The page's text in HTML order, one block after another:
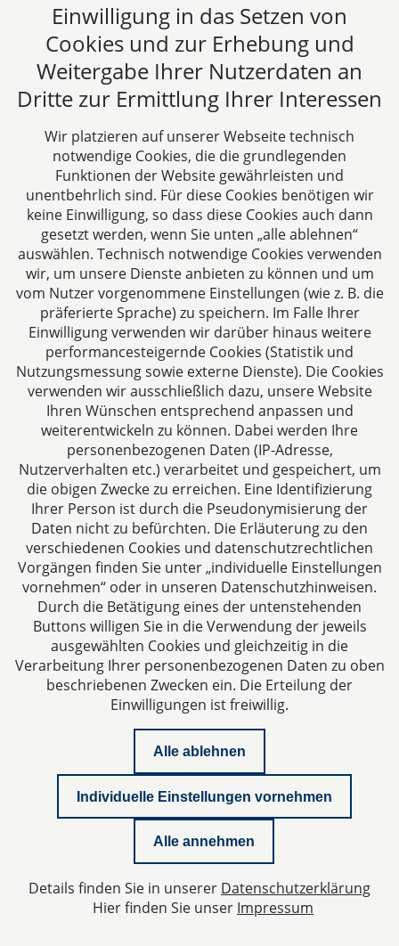
Fax: +49 241 94621-111
E-Mail:
kanzlei@dhk-law.com
Über uns
DH&K ist Ihre erfahrene Wirtschaftskanzlei aus
Aachen. Wir denken unternehmerisch und
verstehen uns als Full-Service-Dienstleister. Rechts-
und Steuerberatung auf höchstem Niveau in einer
persönlichen Beratungs- und Arbeitsatmosphäre
sind die Zielsetzungen unserer täglichen Arbeit.
Folgen Sie uns auf
Das europäische Kanzlei-Netzwerk
Impressum
Datenschutzerklärung
Newsletter
Datenschutzeinstellungen
Einwilligung in das Setzen von
Cookies und zur Erhebung und
Weitergabe Ihrer Nutzerdaten an
Dritte zur Ermittlung Ihrer Interessen
Wir platzieren auf unserer Webseite technisch
notwendige Cookies, die die grundlegenden
Funktionen der Website gewährleisten und
unentbehrlich sind. Für diese Cookies benötigen wir
keine Einwilligung, so dass diese Cookies auch dann
gesetzt werden, wenn Sie unten „alle ablehnen“
auswählen. Technisch notwendige Cookies verwenden
wir, um unsere Dienste anbieten zu können und um
vom Nutzer vorgenommene Einstellungen (wie z. B. die
präferierte Sprache) zu speichern. Im Falle Ihrer
Einwilligung verwenden wir darüber hinaus weitere
performancesteigernde Cookies (Statistik und
Nutzungsmessung sowie externe Dienste). Die Cookies
verwenden wir ausschließlich dazu, unsere Website
Ihren Wünschen entsprechend anpassen und
weiterentwickeln zu können. Dabei werden Ihre
personenbezogenen Daten (IP-Adresse,
Nutzerverhalten etc.) verarbeitet und gespeichert, um
die obigen Zwecke zu erreichen. Eine Identifizierung
Ihrer Person ist durch die Pseudonymisierung der
Daten nicht zu befürchten. Die Erläuterung zu den
verschiedenen Cookies und datenschutzrechtlichen
Vorgängen finden Sie unter „individuelle Einstellungen
vornehmen“ oder in unseren Datenschutzhinweisen.
Durch die Betätigung eines der untenstehenden
Buttons willigen Sie in die Verwendung der jeweils
ausgewählten Cookies und gleichzeitig in die
Verarbeitung Ihrer personenbezogenen Daten zu oben
beschriebenen Zwecken ein. Die Erteilung der
Einwilligungen ist freiwillig.
Alle ablehnen
Individuelle Einstellungen vornehmen
Alle annehmen
Details finden Sie in unserer Datenschutzerklärung
Hier finden Sie unser Impressum